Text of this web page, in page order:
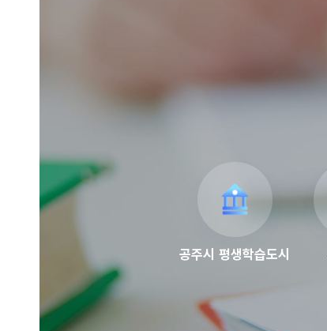
공주시 평생학습도시